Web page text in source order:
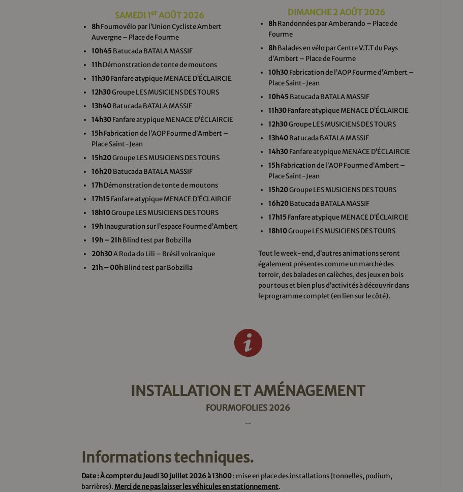
SAMEDI 1erAOÛT 2026
8hFoumovélo par l’Union Cycliste Ambert
Auvergne – Place de Fourme
10h45Batucada BATALA MASSIF
11hDémonstration de tonte de moutons
11h30Fanfare atypique MENACE D’ÉCLAIRCIE
12h30Groupe LES MUSICIENS DES TOURS
13h40Batucada BATALA MASSIF
14h30Fanfare atypique MENACE D’ÉCLAIRCIE
15hFabrication de l’AOP Fourme d’Ambert –
Place Saint-Jean
15h20Groupe LES MUSICIENS DES TOURS
16h20Batucada BATALA MASSIF
17hDémonstration de tonte de moutons
17h15Fanfare atypique MENACE D’ÉCLAIRCIE
18h10Groupe LES MUSICIENS DES TOURS
19hInauguration sur l’espace Fourme d’Ambert
19h – 21hBlind test par Bobzilla
20h30A Roda do Lili – Brésil volcanique
21h – 00hBlind test par Bobzilla
DIMANCHE 2 AOÛT 2026
8hRandonnées par Amberando – Place de
Fourme
8hBalades en vélo par Centre V.T.T du Pays
d’Ambert – Place de Fourme
10h30Fabrication de l’AOP Fourme d’Ambert –
Place Saint-Jean
10h45Batucada BATALA MASSIF
11h30Fanfare atypique MENACE D’ÉCLAIRCIE
12h30Groupe LES MUSICIENS DES TOURS
13h40Batucada BATALA MASSIF
14h30Fanfare atypique MENACE D’ÉCLAIRCIE
15hFabrication de l’AOP Fourme d’Ambert –
Place Saint-Jean
15h20Groupe LES MUSICIENS DES TOURS
16h20Batucada BATALA MASSIF
17h15Fanfare atypique MENACE D’ÉCLAIRCIE
18h10Groupe LES MUSICIENS DES TOURS
Tout le week-end, d’autres animations seront
également présentes comme un marché des
terroir, des balades en calèches, des jeux en bois
pour tous et bien plus d’activités à découvrir dans
le programme complet (en lien sur le côté).
INSTALLATION ET AMÉNAGEMENT
FOURMOFOLIES 2026
—
Informations techniques.
Date:À compter du Jeudi30 juillet 2026 à 13h00: mise en place des installations (tonnelles, podium,
barrières).Merci de ne pas laisser les véhicules en stationnement.